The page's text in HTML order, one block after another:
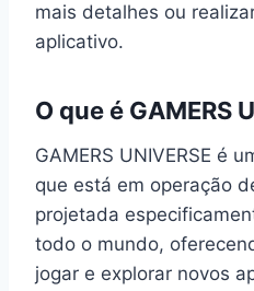
mais detalhes ou
aplicativo.
O que é GAMERS
GAMERS UNIVERSE é
que está em operação
projetada
todo o mundo,
jogar e explorar novos